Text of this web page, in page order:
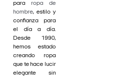
para ropa de
hombre, estilo y
confianza para
el día a día.
Desde 1990,
hemos estado
creando ropa
que te hace lucir
elegante sin